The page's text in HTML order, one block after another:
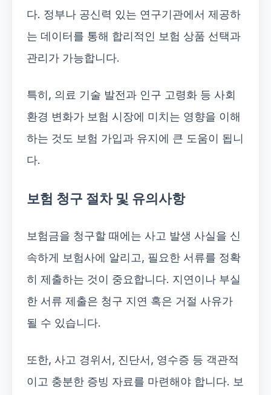
다. 정부나 공신력 있는 연구기관에서 제공하
는 데이터를 통해 합리적인 보험 상품 선택과
관리가 가능합니다.
특히, 의료 기술 발전과 인구 고령화 등 사회
환경 변화가 보험 시장에 미치는 영향을 이해
하는 것도 보험 가입과 유지에 큰 도움이 됩니
다.
보험 청구 절차 및 유의사항
보험금을 청구할 때에는 사고 발생 사실을 신
속하게 보험사에 알리고, 필요한 서류를 정확
히 제출하는 것이 중요합니다. 지연이나 부실
한 서류 제출은 청구 지연 혹은 거절 사유가
될 수 있습니다.
또한, 사고 경위서, 진단서, 영수증 등 객관적
이고 충분한 증빙 자료를 마련해야 합니다. 보